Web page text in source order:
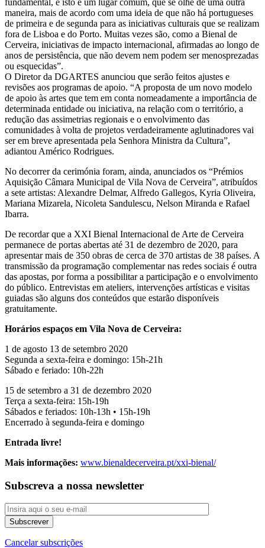
maneira, mais de acordo com uma ideia de que não há portugueses
de primeira e de segunda para as iniciativas culturais que se realizam
fora de Lisboa e do Porto. Muitas vezes são, como a Bienal de
Cerveira, iniciativas de impacto internacional, afirmadas ao longo de
anos de persistência, que não devem nem podem ser menosprezadas
ou esquecidas”.
O Diretor da DGARTES anunciou que serão feitos ajustes e
revisões aos programas de apoio. “A proposta de um novo modelo
de apoio às artes que tem em conta nomeadamente a importância de
determinada entidade ou iniciativa, na relação com o território, a
redução das assimetrias regionais e o envolvimento das
comunidades à volta de projetos verdadeiramente aglutinadores vai
ser em breve apresentada pela Senhora Ministra da Cultura”,
adiantou Américo Rodrigues.
No decorrer da cerimónia foram, ainda, anunciados os “Prémios
Aquisição Câmara Municipal de Vila Nova de Cerveira”, atribuídos
a sete artistas: Alexandre Delmar, Alfredo Gallegos, Kyria Oliveira,
Mariana Mizarela, Nicoleta Sandulescu, Nelson Miranda e Rafael
Ibarra.
De recordar que a XXI Bienal Internacional de Arte de Cerveira
permanece de portas abertas até 31 de dezembro de 2020, para
apresentar mais de 350 obras de cerca de 370 artistas de 38 países. A
transmissão da programação complementar nas redes sociais é outra
das apostas, por forma a possibilitar a participação e o envolvimento
do público. Entrevistas em ateliers, intervenções artísticas e visitas
guiadas são alguns dos conteúdos que estarão disponíveis
gratuitamente.
Horários espaços em Vila Nova de Cerveira:
1 de agosto 13 de setembro 2020
Segunda a sexta-feira e domingo: 15h-21h
Sábado e feriado: 10h-22h
15 de setembro a 31 de dezembro 2020
Terça a sexta-feira: 15h-19h
Sábados e feriados: 10h-13h • 15h-19h
Encerrado à segunda-feira e domingo
Entrada livre!
Mais informações: www.bienaldecerveira.pt/xxi-bienal/
Subscreva a nossa newsletter
Cancelar subscrições